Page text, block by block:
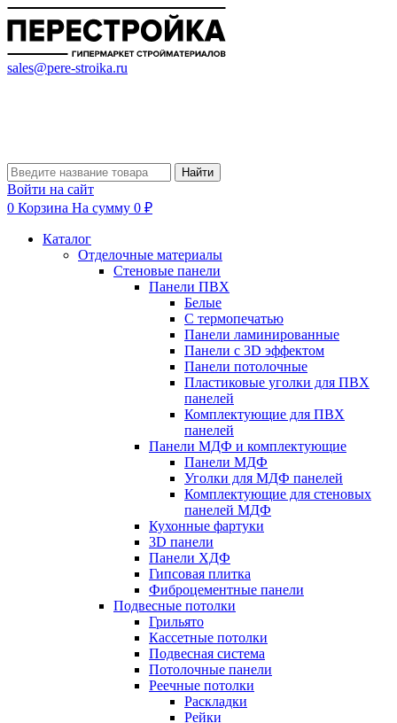
sales@pere-stroika.ru
Найти
Войти на сайт
0 Корзина На сумму 0 ₽
Каталог
Отделочные материалы
Стеновые панели
Панели ПВХ
Белые
С термопечатью
Панели ламинированные
Панели с 3D эффектом
Панели потолочные
Пластиковые уголки для ПВХ
панелей
Комплектующие для ПВХ
панелей
Панели МДФ и комплектующие
Панели МДФ
Уголки для МДФ панелей
Комплектующие для стеновых
панелей МДФ
Кухонные фартуки
3D панели
Панели ХДФ
Гипсовая плитка
Фиброцементные панели
Подвесные потолки
Грильято
Кассетные потолки
Подвесная система
Потолочные панели
Реечные потолки
Раскладки
Рейки